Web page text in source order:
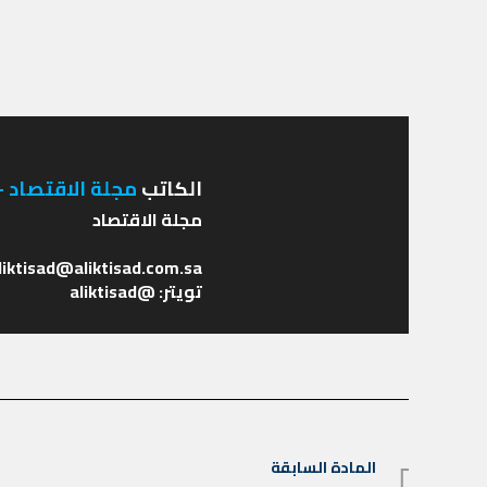
الكاتبمجلة الاقتصاد
تويتر: @aliktisad
المادة السابقة